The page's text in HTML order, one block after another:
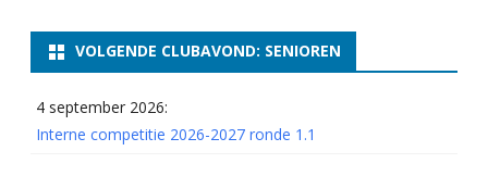
VOLGENDE CLUBAVOND: SENIOREN
4 september 2026:
Interne competitie 2026-2027 ronde 1.1